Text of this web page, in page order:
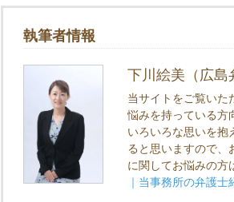
執筆者情報
下川絵美（広島
当サイトをご覧いた
悩みを持っている方
いろいろな思いを抱
ると思いますので、
に関してお悩みの方
｜当事務所の弁護士